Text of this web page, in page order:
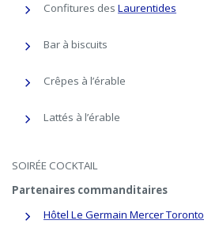
Confitures des Laurentides
Bar à biscuits
Crêpes à l’érable
Lattés à l’érable
SOIRÉE COCKTAIL
Partenaires commanditaires
Hôtel Le Germain Mercer Toronto